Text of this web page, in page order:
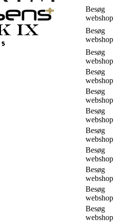
Besøg
webshop
Besøg
webshop
Besøg
webshop
Besøg
webshop
Besøg
webshop
Besøg
webshop
Besøg
webshop
Besøg
webshop
Besøg
webshop
Besøg
webshop
Besøg
webshop